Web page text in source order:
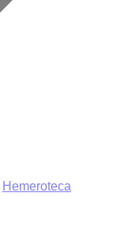
Hemeroteca